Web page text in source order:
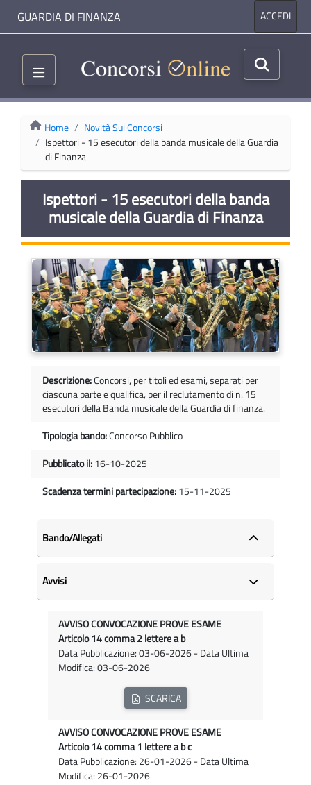
GUARDIA DI FINANZA ACCEDI
Home
Novità Sui Concorsi
Ispettori - 15 esecutori della banda musicale della Guardia
di Finanza
Ispettori - 15 esecutori della banda
musicale della Guardia di Finanza
Descrizione:Concorsi, per titoli ed esami, separati per
ciascuna parte e qualifica, per il reclutamento di n. 15
esecutori della Banda musicale della Guardia di finanza.
Tipologia bando:Concorso Pubblico
Pubblicato il:16-10-2025
Scadenza termini partecipazione:15-11-2025
Bando/Allegati
Avvisi
AVVISO CONVOCAZIONE PROVE ESAME
Articolo 14 comma 2 lettere a b
Data Pubblicazione: 03-06-2026 - Data Ultima
Modifica: 03-06-2026
SCARICA
AVVISO CONVOCAZIONE PROVE ESAME
Articolo 14 comma 1 lettere a b c
Data Pubblicazione: 26-01-2026 - Data Ultima
Modifica: 26-01-2026